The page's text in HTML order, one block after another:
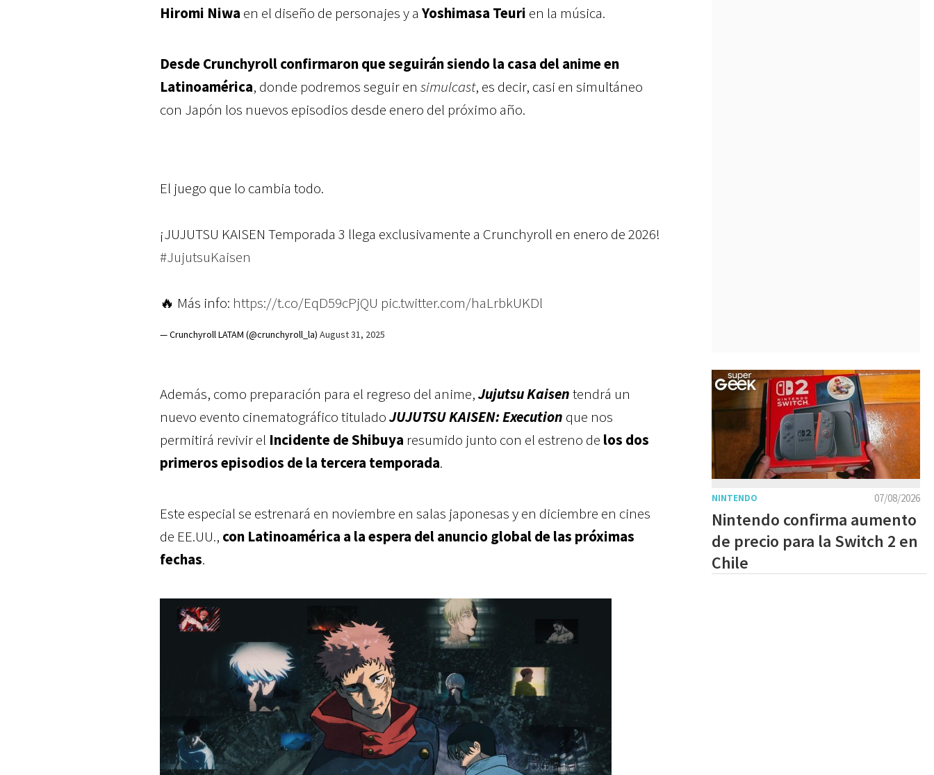
Hiromi Niwa en el diseño de personajes y a Yoshimasa Teuri en la música.
Desde Crunchyroll confirmaron que seguirán siendo la casa del anime en
Latinoamérica, donde podremos seguir en simulcast, es decir, casi en simultáneo
con Japón los nuevos episodios desde enero del próximo año.
El juego que lo cambia todo.
¡JUJUTSU KAISEN Temporada 3 llega exclusivamente a Crunchyroll en enero de 2026!
#JujutsuKaisen
🔥 Más info: https://t.co/EqD59cPjQU pic.twitter.com/haLrbkUKDl
— Crunchyroll LATAM (@crunchyroll_la) August 31, 2025
Además, como preparación para el regreso del anime,Jujutsu Kaisentendrá un
nuevo evento cinematográfico tituladoJUJUTSU KAISEN: Execution que nos
permitirá revivir el Incidente de Shibuya resumido junto con el estreno de los dos
primeros episodios de la tercera temporada.
Este especial se estrenará en noviembre en salas japonesas y en diciembre en cines
de EE.UU., con Latinoamérica a la espera del anuncio global de las próximas
fechas.
07/08/2026
NINTENDO
Nintendo confirma aumento
de precio para la Switch 2 en
Chile